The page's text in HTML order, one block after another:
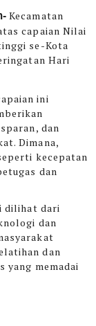
Kecamatan
capaian Nilai
se-Kota
Hari
ini
dan
Dimana,
kecepatan
dan
dilihat dari
dan
dan
yang memadai